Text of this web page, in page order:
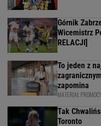
Górnik
Wicemistrz
RELACJI]
To jeden z
zapomina
MATERIAŁ
Tak
Toronto